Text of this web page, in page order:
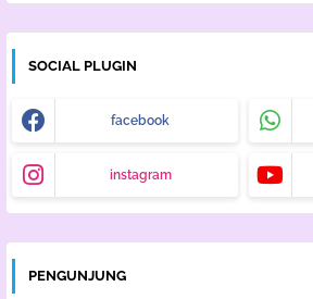
SOCIAL PLUGIN
facebook
instagram
PENGUNJUNG